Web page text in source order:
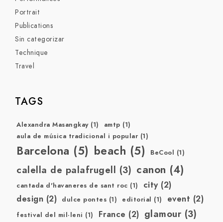
Portrait
Publications
Sin categorizar
Technique
Travel
TAGS
Alexandra Masangkay(1) amtp (1)
aula de música tradicional i popular (1)
Barcelona (5) beach (5) BeCool (1)
calella de palafrugell (3) canon (4)
cantada d'havaneres de sant roc (1) city(2)
design (2) dulce pontes (1) editorial (1) event (2)
festival del mil·leni (1) France (2) glamour (3)